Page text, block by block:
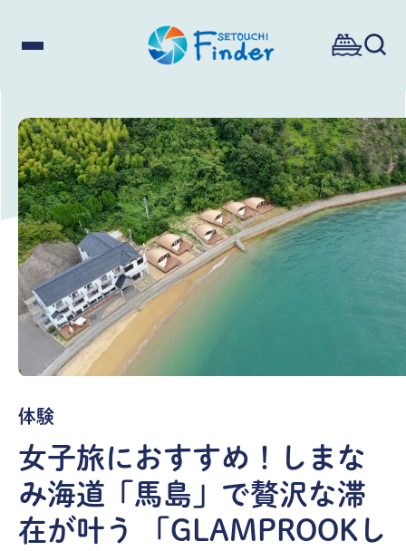
体験
女子旅におすすめ！しまな
み海道「馬島」で贅沢な滞
在が叶う 「GLAMPROOKし